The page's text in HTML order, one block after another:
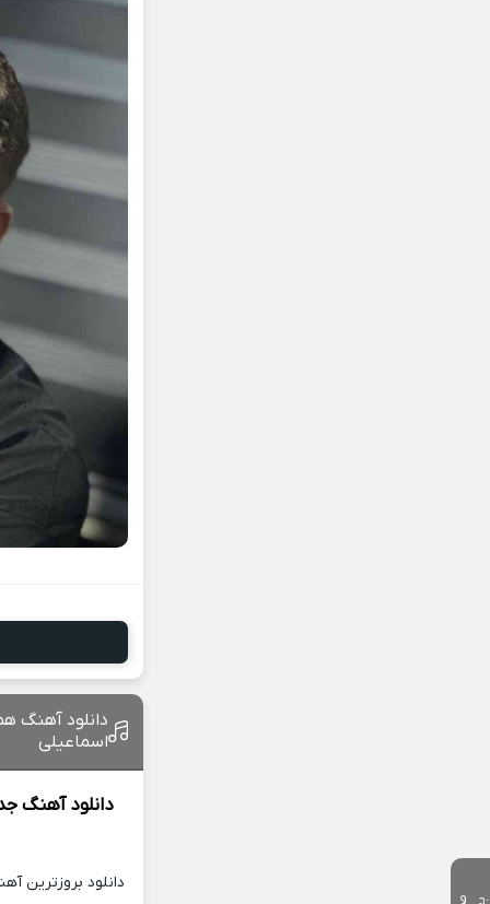
دانلود آهنگ
اسماعیلی
دانلود آهنگ
دانلود بروزترین